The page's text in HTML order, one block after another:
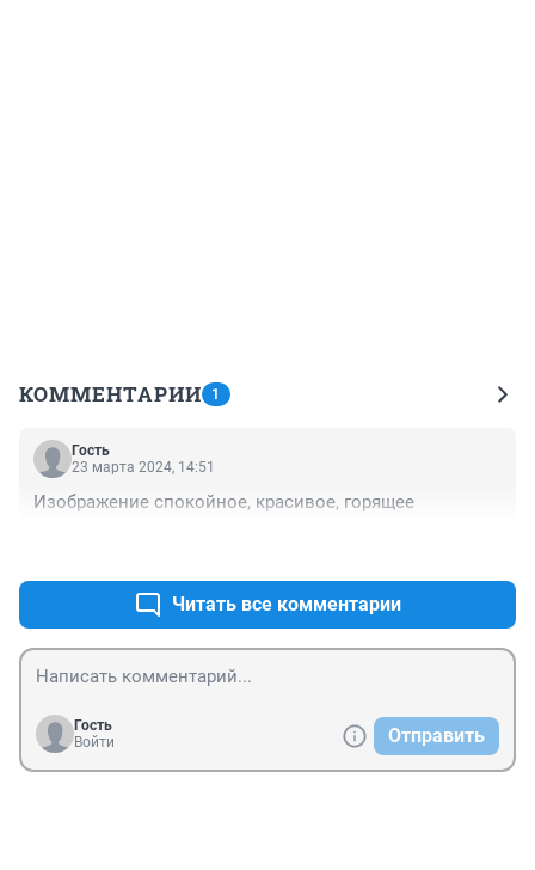
КОММЕНТАРИИ 1
Гость
23 марта 2024, 14:51
Изображение спокойное, красивое, горящее
Читать все комментарии
Гость
Войти
Отправить